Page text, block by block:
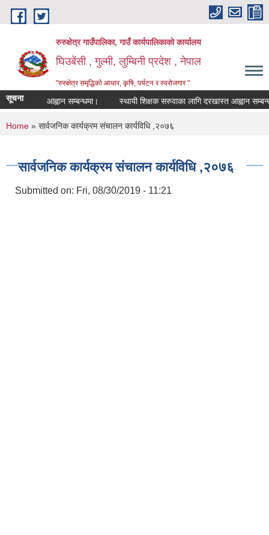
Skip to main content
रुरुक्षेत्र गाउँपालिका, गाउँ कार्यपालिकाको कार्यालय
घिउबेंसी , गुल्मी, लुम्बिनी प्रदेश , नेपाल
"रुरुक्षेत्र समृद्धिको आधार, कृषि, पर्यटन र स्वरोजगार "
सूचना आह्वान सम्बन्धमा। स्थायी शिक्षक सरुवाका लागि दरखास्त आह्वान सम्बन्धमा।
You are here
Home » सार्वजनिक कार्यक्रम संचालन कार्यविधि ,२०७६
सार्वजनिक कार्यक्रम संचालन कार्यविधि ,२०७६
Submitted on: Fri, 08/30/2019 - 11:21